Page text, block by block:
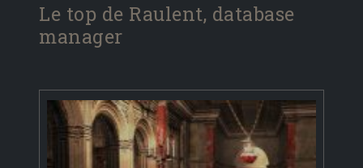
Le top de Raulent, database
manager